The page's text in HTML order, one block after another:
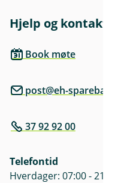
Hjelp og kontakt
Book møte
post@eh-
37 92 92 00
Telefontid
Hverdager: 07:00 - 21:00